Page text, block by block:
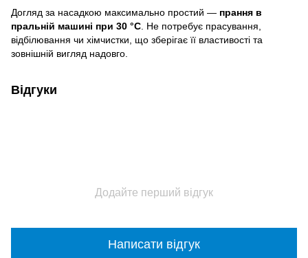
Догляд за насадкою максимально простий — прання в
пральній машині при 30 °C . Не потребує прасування,
відбілювання чи хімчистки, що зберігає її властивості та
зовнішній вигляд надовго.
Відгуки
Додайте перший відгук
Написати відгук